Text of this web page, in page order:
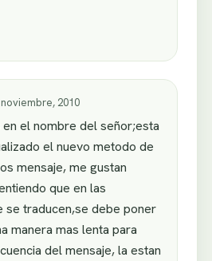
noviembre, 2010
el nombre del señor;esta
el nuevo metodo de
mensaje, me gustan
que en las
se traducen,se debe poner
manera mas lenta para
del mensaje, la estan